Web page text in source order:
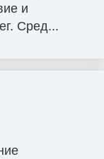
и
Сред...